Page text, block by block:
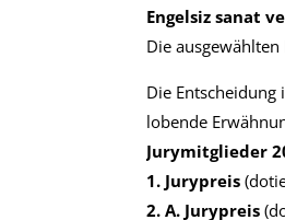
Engelsiz sanat
Die
Die
lobende
Jurymitglieder
1. Jurypreis
2. A. Jurypreis